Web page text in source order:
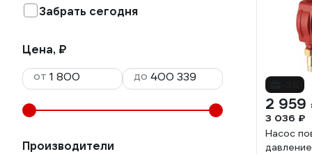
Забрать сегодня
Цена, ₽
от
до
Производители
2 959
3 036 ₽
Насос